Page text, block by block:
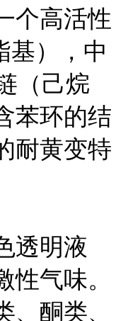
个高活性
基），中
（己烷
苯环的结
耐黄变特
透明液
气味。
酮类、